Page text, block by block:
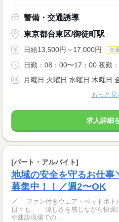
警備・交通誘導
東京都台東区/御徒町駅
日給13,500円～17,000円 交
日勤：08：00〜17：00 夜勤
月曜日 火曜日 水曜日 木曜日
もっと見
求人詳細
[パート・アルバイト]
地域の安全を守るお仕事
募集中！！／週2〜OK
／ ファン付きウェア・ペットボ
日々も、 涼しさを感じながら快適に勤務
や建設現場での...